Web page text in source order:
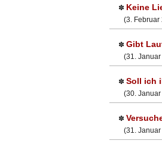
✽ Keine
(3. Februar
✽ Gibt
(31.
✽ Soll ich
(30.
✽
(31.